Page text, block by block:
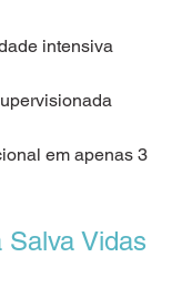
intensiva
em apenas 3
Salva Vidas